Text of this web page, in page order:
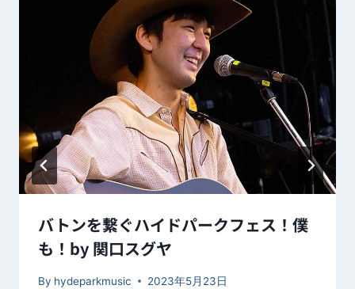
バトンを繋ぐハイドパークフェス！僕
も！by 関口スグヤ
By hydeparkmusic 2023年5月23日